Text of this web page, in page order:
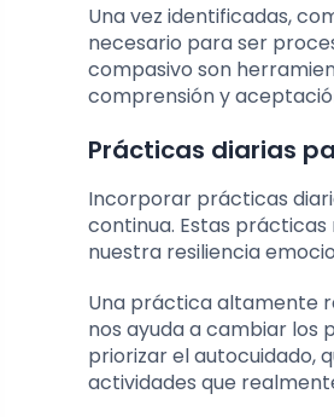
Una vez identificadas,
necesario para ser
compasivo son
comprensión y
Prácticas diarias
Incorporar prácticas
continua. Estas
nuestra resiliencia
Una práctica altamente
nos ayuda a cambiar los
priorizar el autocuidado,
actividades que